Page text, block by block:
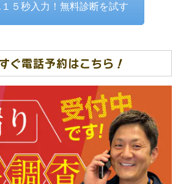
５秒入力！無料診断を試す
ぐ電話予約はこちら！